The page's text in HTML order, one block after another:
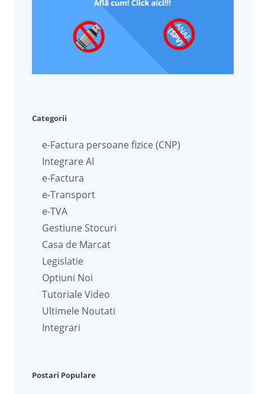
Categorii
e-Factura persoane fizice (CNP)
Integrare AI
e-Factura
e-Transport
e-TVA
Gestiune Stocuri
Casa de Marcat
Legislatie
Optiuni Noi
Tutoriale Video
Ultimele Noutati
Integrari
Postari Populare